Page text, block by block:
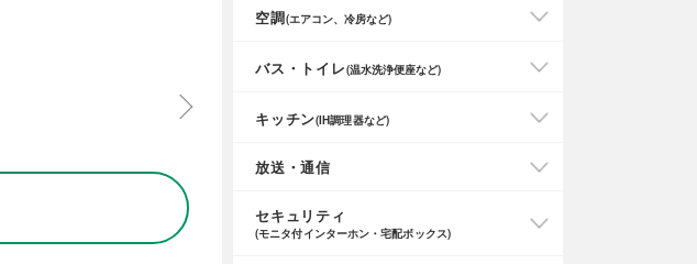
空調(エアコン、冷房など)
バス・トイレ(温水洗浄便座など)
キッチン(IH調理器など)
放送・通信
セキュリティ
(モニタ付インターホン・宅配ボックス)